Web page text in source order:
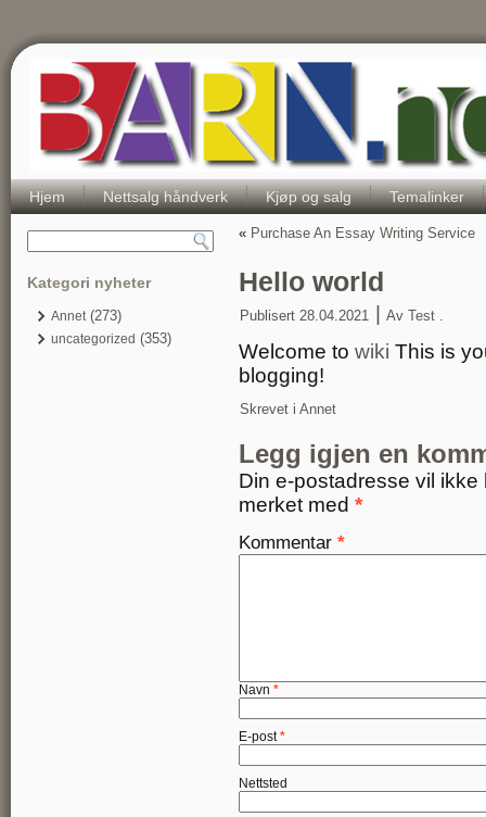
Hjem Nettsalg håndverk Kjøp og salg Temalinker
Kategori nyheter
Annet(273)
uncategorized (353)
« Purchase An Essay Writing Service
Hello world
Publisert 28.04.2021 Av Test .
Welcome to wiki This is
blogging!
Skrevet i Annet
Legg igjen en
Din e-postadresse vil ikke
merket med *
Kommentar *
Navn *
E-post*
Nettsted